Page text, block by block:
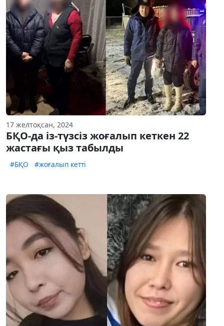
17 желтоқсан, 2024
БҚО-да із-түзсіз жоғалып кеткен 22
жастағы қыз табылды
#БҚО #жоғалып кетті